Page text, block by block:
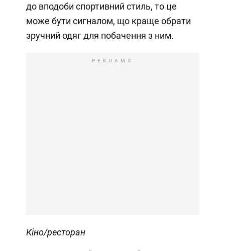
до вподоби спортивний стиль, то це
може бути сигналом, що краще обрати
зручний одяг для побачення з ним.
РЕКЛАМА
Кіно/ресторан